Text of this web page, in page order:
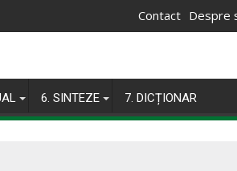
Contact Despre
6. SINTEZE 7. DICȚIONAR